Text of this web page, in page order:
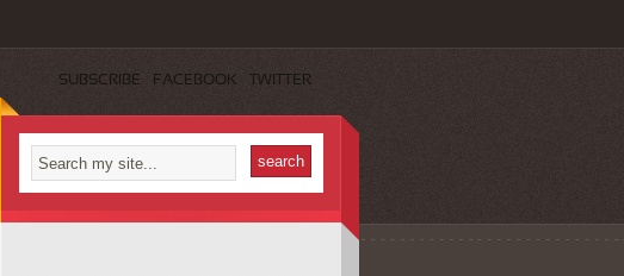
SUBSCRIBE FACEBOOK TWITTER